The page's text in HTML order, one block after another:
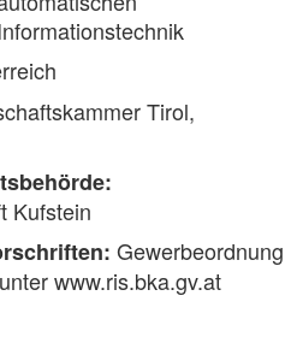
Tirol,
Kufstein
Gewerbeordnung
www.ris.bka.gv.at